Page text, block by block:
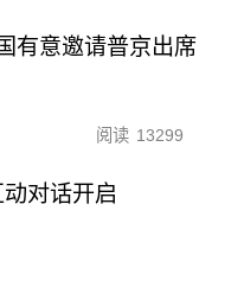
有意邀请普京出席
阅读 13299
对话开启